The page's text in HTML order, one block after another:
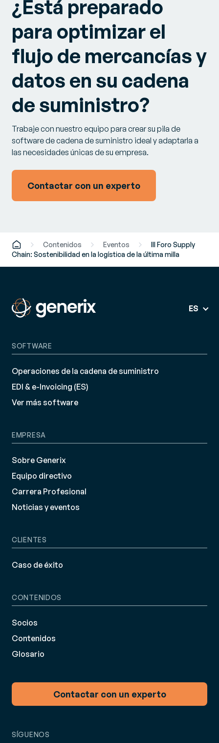
¿Está preparado
para optimizar el
flujo de mercancías y
datos en su cadena
de suministro?
Trabaje con nuestro equipo para crear su pila de
software de cadena de suministro ideal y adaptarla a
las necesidades únicas de su empresa.
Contactar con un experto
Contenidos Eventos
III Foro Supply
Chain: Sostenibilidad en la logística de la última milla
ES
SOFTWARE
Operaciones de la cadena de suministro
EDI & e-Invoicing (ES)
Ver más software
EMPRESA
Sobre Generix
Equipo directivo
Carrera Profesional
Noticias y eventos
CLIENTES
Caso de éxito
CONTENIDOS
Socios
Contenidos
Glosario
Contactar con un experto
SÍGUENOS